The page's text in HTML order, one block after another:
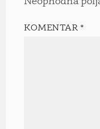
KOMENTAR*